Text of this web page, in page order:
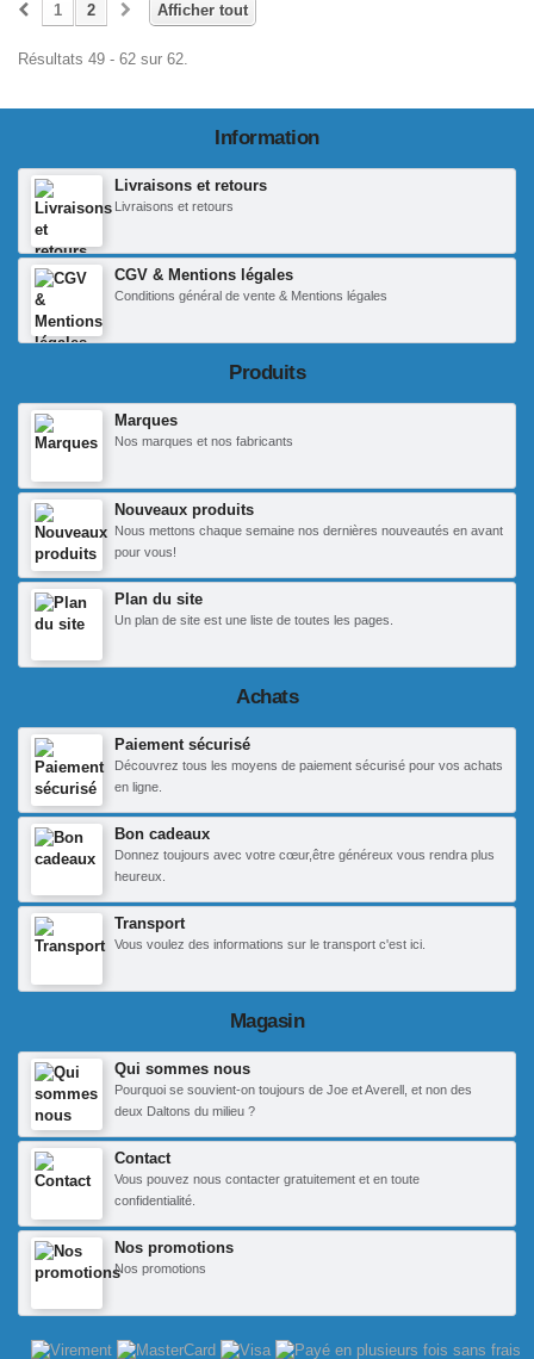
Afficher tout
1 2
Résultats 49 - 62 sur 62.
Information
Livraisons et retours
Livraisons et retours
CGV & Mentions légales
Conditions général de vente & Mentions légales
Produits
Marques
Nos marques et nos fabricants
Nouveaux produits
Nous mettons chaque semaine nos dernières nouveautés en avant
pour vous!
Plan du site
Un plan de site est une liste de toutes les pages.
Achats
Paiement sécurisé
Découvrez tous les moyens de paiement sécurisé pour vos achats
en ligne.
Bon cadeaux
Donnez toujours avec votre cœur,être généreux vous rendra plus
heureux.
Transport
Vous voulez des informations sur le transport c'est ici.
Magasin
Qui sommes nous
Pourquoi se souvient-on toujours de Joe et Averell, et non des
deux Daltons du milieu ?
Contact
Vous pouvez nous contacter gratuitement et en toute
confidentialité.
Nos promotions
Nos promotions